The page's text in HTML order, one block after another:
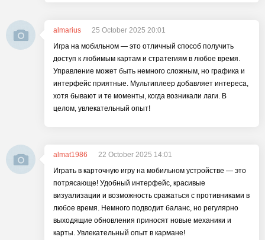
almarius
25 October 2025 20:01
Игра на мобильном — это отличный способ получить
доступ к любимым картам и стратегиям в любое время.
Управление может быть немного сложным, но графика и
интерфейс приятные. Мультиплеер добавляет интереса,
хотя бывают и те моменты, когда возникали лаги. В
целом, увлекательный опыт!
almat1986
22 October 2025 14:01
Играть в карточную игру на мобильном устройстве — это
потрясающе! Удобный интерфейс, красивые
визуализации и возможность сражаться с противниками в
любое время. Немного подводит баланс, но регулярно
выходящие обновления приносят новые механики и
карты. Увлекательный опыт в кармане!